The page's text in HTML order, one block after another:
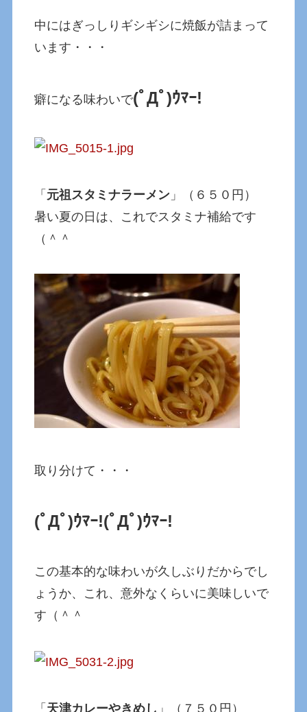
中にはぎっしりギシギシに焼飯が詰まって
います・・・
癖になる味わいで(ﾟДﾟ)ｳﾏｰ!
「 元祖スタミナラーメン 」（６５０円）
暑い夏の日は、これでスタミナ補給です
（＾＾
取り分けて・・・
(ﾟДﾟ)ｳﾏｰ!(ﾟДﾟ)ｳﾏｰ!
この基本的な味わいが久しぶりだからでし
ょうか、これ、意外なくらいに美味しいで
す（＾＾
「 天津カレーやきめし 」（７５０円）